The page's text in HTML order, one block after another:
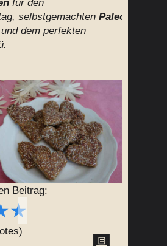
Beitrag:
★
für den
selbstgemachten Paleo
und dem perfekten